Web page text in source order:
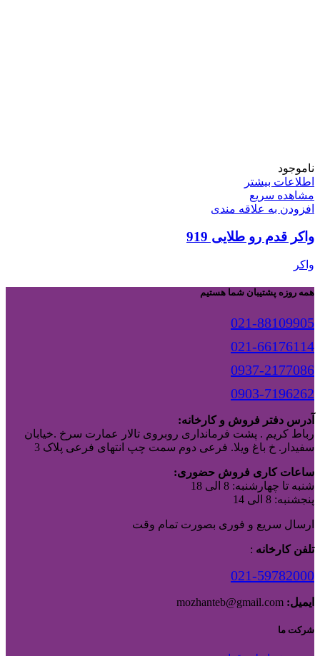
ناموجود
اطلاعات بیشتر
مشاهده سریع
افزودن به علاقه مندی
واکر قدم رو طلایی 919
واکر
همه روزه پشتیبان شما هستیم
021-88109905
021-66176114
0937-2177086
0903-7196262
آدرس دفتر فروش و کارخانه:
رباط کریم . پشت فرمانداری روبروی تالار عمارت سرخ .خیابان
سفیدار. خ باغ ویلا. فرعی دوم سمت چپ انتهای فرعی پلاک 3
ساعات کاری فروش حضوری:
شنبه تا چهارشنبه: 8 الی 18
پنجشنبه: 8 الی 14
ارسال سریع و فوری بصورت تمام وقت
تلفن کارخانه :
021-59782000
ایمیل:
شرکت ما